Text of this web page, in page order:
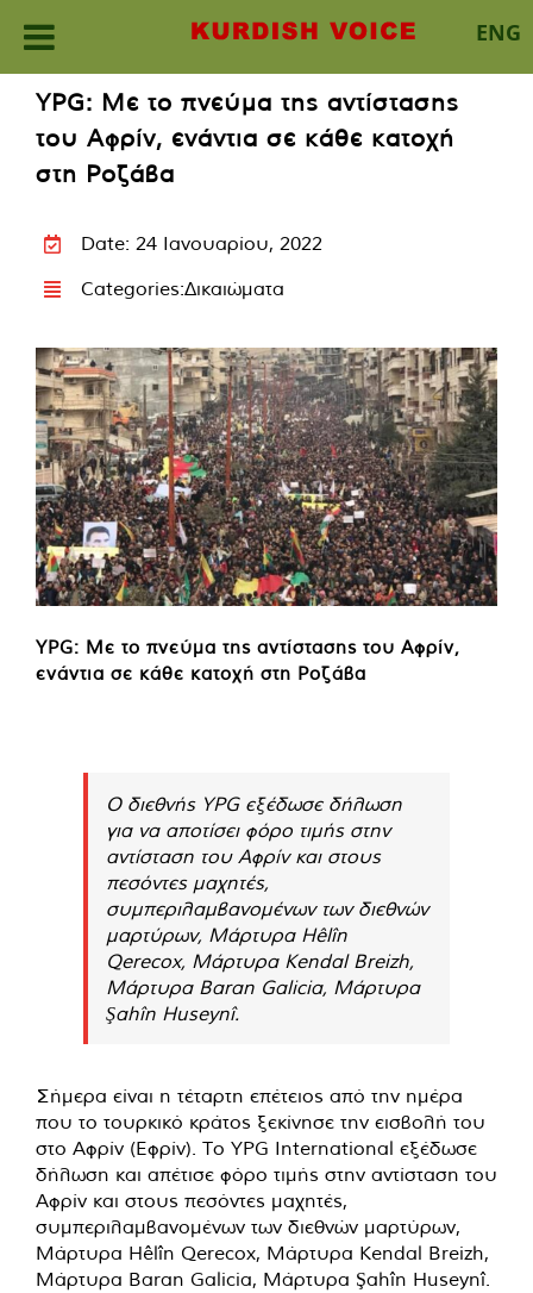
ENG
content
YPG: Με το πνεύμα της αντίστασης
του Αφρίν, ενάντια σε κάθε κατοχή
στη Ροζάβα
Date: 24 Ιανουαρίου, 2022
Categories:Δικαιώματα
YPG: Με το πνεύμα της αντίστασης του Αφρίν,
ενάντια σε κάθε κατοχή στη Ροζάβα
Ο διεθνής YPG εξέδωσε δήλωση
για να αποτίσει φόρο τιμής στην
αντίσταση του Αφρίν και στους
πεσόντες μαχητές,
συμπεριλαμβανομένων των διεθνών
μαρτύρων, Μάρτυρα Hêlîn
Qerecox, Μάρτυρα Kendal Breizh,
Μάρτυρα Baran Galicia, Μάρτυρα
Şahîn Huseynî.
Σήμερα είναι η τέταρτη επέτειος από την ημέρα
που το τουρκικό κράτος ξεκίνησε την εισβολή του
στο Αφρίν (Εφρίν). Το YPG International εξέδωσε
δήλωση και απέτισε φόρο τιμής στην αντίσταση του
Αφρίν και στους πεσόντες μαχητές,
συμπεριλαμβανομένων των διεθνών μαρτύρων,
Μάρτυρα Hêlîn Qerecox, Μάρτυρα Kendal Breizh,
Μάρτυρα Baran Galicia, Μάρτυρα Şahîn Huseynî.